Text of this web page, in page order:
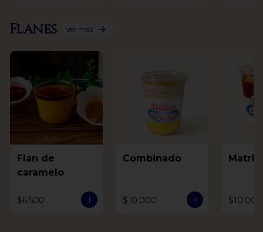
Flanes Ver más
Flan de
caramelo
$6.500
Combinado
$10.000 $10.000